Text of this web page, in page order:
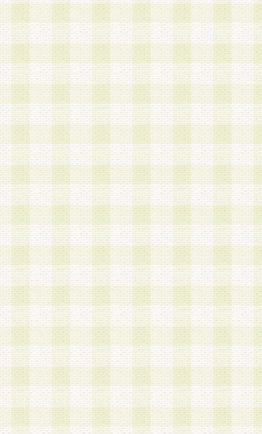
d.その他これらに付随する業務
2.当社は、会員個人を識別することのできる情報
会員情報を本人の承諾なく第三者に開示すること
人を識別できる情報について第三者に開示または
社は事前に会員本人の同意を得るものとします。
3.前項の定めに拘わらず、当社は、以下の目的に
意を 得ることなく、会員個人を識別できる情報
づき選定した委託業者に対して当社の責任におい
できるものとします。な お、当社は、当該委託
契約を締結しこれを遵守させるとともに、本規約
の注意をもって当該情報を使用させるものとし ま
a.本サービスに係る謝礼、景品、調査サンプル品
b.会員からの電話、メール等の問い合わせなどへ
c.モバイルリサーチ、またはグループ形式による
実施もしくは運営
d.その他これらに付随する業務
4.会員は、住所、電話番号その他の登録情報につ
合は、速やかに当社所定の変更手続きを行うもの
5.当社は、必要と認めた場合、会員に対して、電
手段により登録情報の対象者が会員登録者本人で
の内容が正確であること、アンケートの回答内容
うことができるものとます。
6.会員は、会員登録後当社が定期的に行う登録情
して、当社指定の期間内に更新手続きを行うもの
該期間内に更新手続きを行わない場合、その時点
発行したポイントは失効されるものとします。